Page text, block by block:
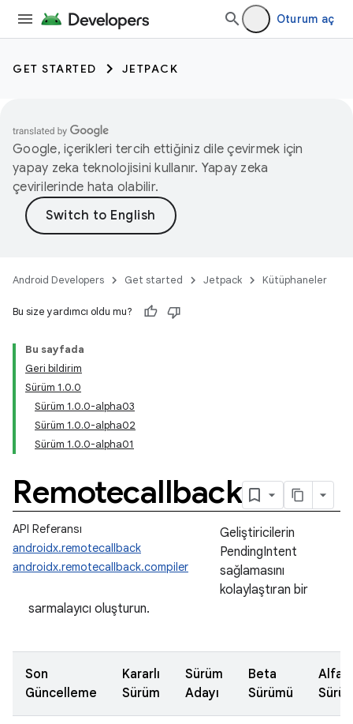
Oturum aç
GET STARTED JETPACK
Google, içerikleri tercih ettiğiniz dile çevirmek için
yapay zeka teknolojisini kullanır. Yapay zeka
çevirilerinde hata olabilir.
Android Developers Get started Jetpack Kütüphaneler
Bu size yardımcı oldu mu?
Bu sayfada
Geri bildirim
Sürüm 1.0.0
Sürüm 1.0.0-alpha03
Sürüm 1.0.0-alpha02
Sürüm 1.0.0-alpha01
Remotecallback
API Referansı
androidx.remotecallback
androidx.remotecallback.compiler
Geliştiricilerin
PendingIntent
sağlamasını
kolaylaştıran bir
sarmalayıcı oluşturun.
Son
Güncelleme
Kararlı
Sürüm
Sürüm
Adayı
Beta
Sürümü
Alfa